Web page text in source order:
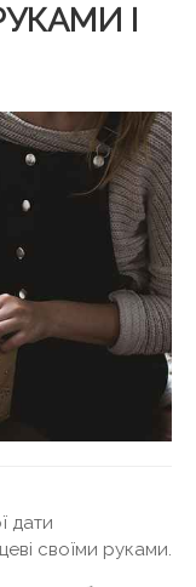
І
дати
своїми руками.